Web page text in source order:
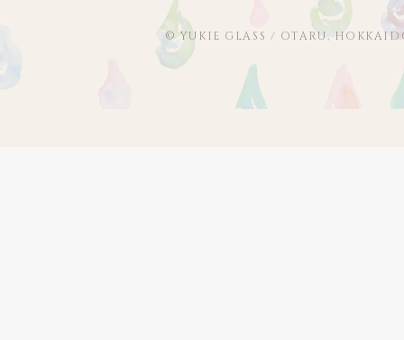
© YUKIE GLASS / OTARU,